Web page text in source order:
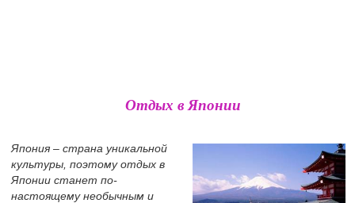
Отдых в Японии
Япония – страна уникальной
культуры, поэтому отдых в
Японии станет по-
настоящему необычным и